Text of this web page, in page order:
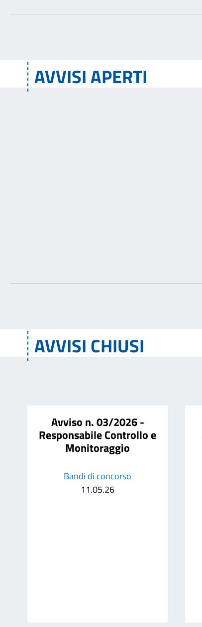
AVVISI APERTI
AVVISI CHIUSI
Avviso n. 03/2026 -
Responsabile Controllo e
Monitoraggio
Bandi di concorso
11.05.26